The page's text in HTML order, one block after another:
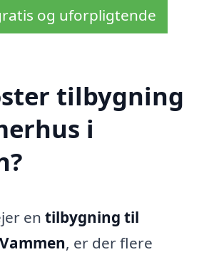
og uforpligtende
tilbygning
i
en tilbygning til
, er der flere